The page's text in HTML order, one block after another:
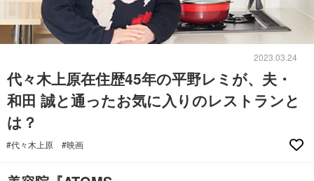
2023.03.24
代々木上原在住歴45年の平野レミが、夫・
和田 誠と通ったお気に入りのレストランと
は？
#代々木上原 #映画